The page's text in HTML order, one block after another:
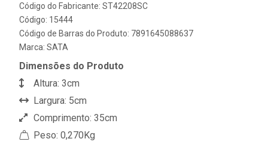
Código do Fabricante: ST42208SC
Código: 15444
Código de Barras do Produto: 7891645088637
Marca: SATA
Dimensões do Produto
Altura: 3cm
Largura: 5cm
Comprimento: 35cm
Peso: 0,270Kg